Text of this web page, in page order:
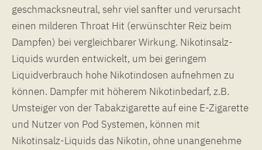
geschmacksneutral, sehr viel sanfter und verursacht
einen milderen Throat Hit (erwünschter Reiz beim
Dampfen) bei vergleichbarer Wirkung. Nikotinsalz-
Liquids wurden entwickelt, um bei geringem
Liquidverbrauch hohe Nikotindosen aufnehmen zu
können. Dampfer mit höherem Nikotinbedarf, z.B.
Umsteiger von der Tabakzigarette auf eine E-Zigarette
und Nutzer von Pod Systemen, können mit
Nikotinsalz-Liquids das Nikotin, ohne unangenehme